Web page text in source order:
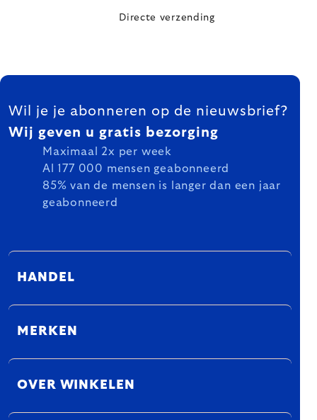
Directe verzending
FOOTER
Wil je je abonneren op de nieuwsbrief?
Wij geven u gratis bezorging
Maximaal 2x per week
Al 177 000 mensen geabonneerd
85% van de mensen is langer dan een jaar
geabonneerd
HANDEL
MERKEN
OVER WINKELEN